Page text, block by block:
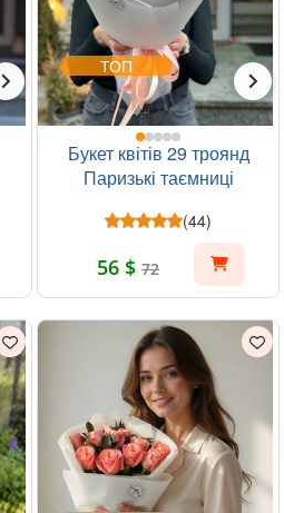
ТОП
Букет квітів 29 троянд
Паризькі таємниці
(44)
56 $ 72